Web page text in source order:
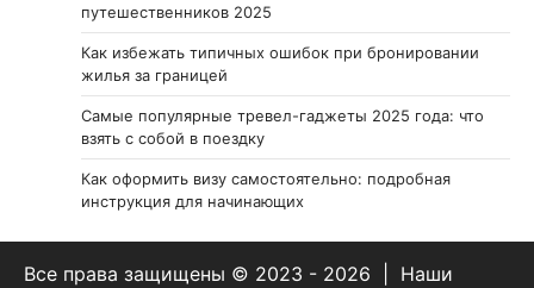
путешественников 2025
Как избежать типичных ошибок при бронировании
жилья за границей
Самые популярные тревел-гаджеты 2025 года: что
взять с собой в поездку
Как оформить визу самостоятельно: подробная
инструкция для начинающих
Все права защищены © 2023 - 2026 | Наши